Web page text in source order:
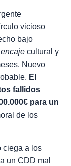
vicioso
bajo
cultural y
Nuevo
El
fallidos
para un
de los
ciega a los
un CDD mal